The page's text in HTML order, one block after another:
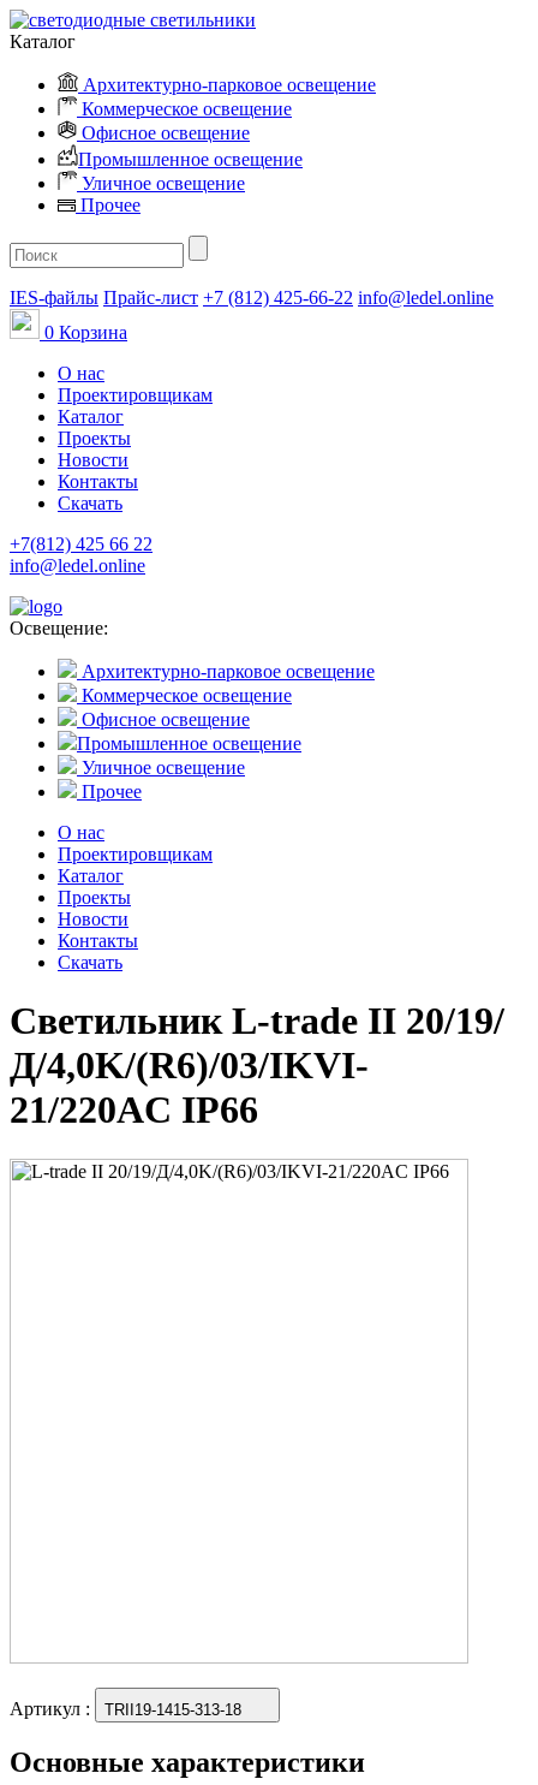
Каталог
Архитектурно-парковое освещение
Коммерческое освещение
Офисное освещение
Промышленное освещение
Уличное освещение
Прочее
IES-файлы Прайс-лист +7 (812) 425-66-22 info@ledel.online
0 Корзина
О нас
Проектировщикам
Каталог
Проекты
Новости
Контакты
Скачать
+7(812) 425 66 22
info@ledel.online
Освещение:
Архитектурно-парковое освещение
Коммерческое освещение
Офисное освещение
Промышленное освещение
Уличное освещение
Прочее
О нас
Проектировщикам
Каталог
Проекты
Новости
Контакты
Скачать
Светильник L-trade II 20/19/
Д/4,0K/(R6)/03/IKVI-
21/220AC IP66
Артикул : TRII19-1415-313-18
Основные характеристики